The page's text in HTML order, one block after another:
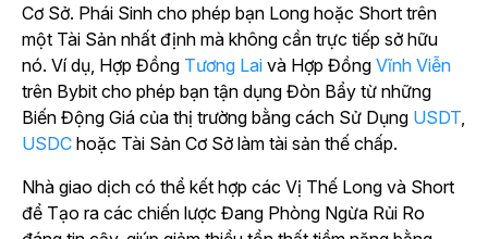
Cơ Sở. Phái Sinh cho phép bạn Long hoặc Short trên
một Tài Sản nhất định mà không cần trực tiếp sở hữu
nó. Ví dụ, Hợp Đồng Tương Lai và Hợp Đồng Vĩnh Viễn
trên Bybit cho phép bạn tận dụng Đòn Bẩy từ những
Biến Động Giá của thị trường bằng cách Sử Dụng USDT
USDC hoặc Tài Sản Cơ Sở làm tài sản thế chấp.
Nhà giao dịch có thể kết hợp các Vị Thế Long và Short
để Tạo ra các chiến lược Đang Phòng Ngừa Rủi Ro